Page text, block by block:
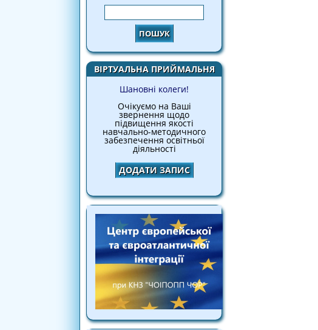
Пошук
ВІРТУАЛЬНА ПРИЙМАЛЬНЯ
Шановні колеги!
Очікуємо на Ваші
звернення щодо
підвищення якості
навчально-методичного
забезпечення освітньої
діяльності
ДОДАТИ ЗАПИС